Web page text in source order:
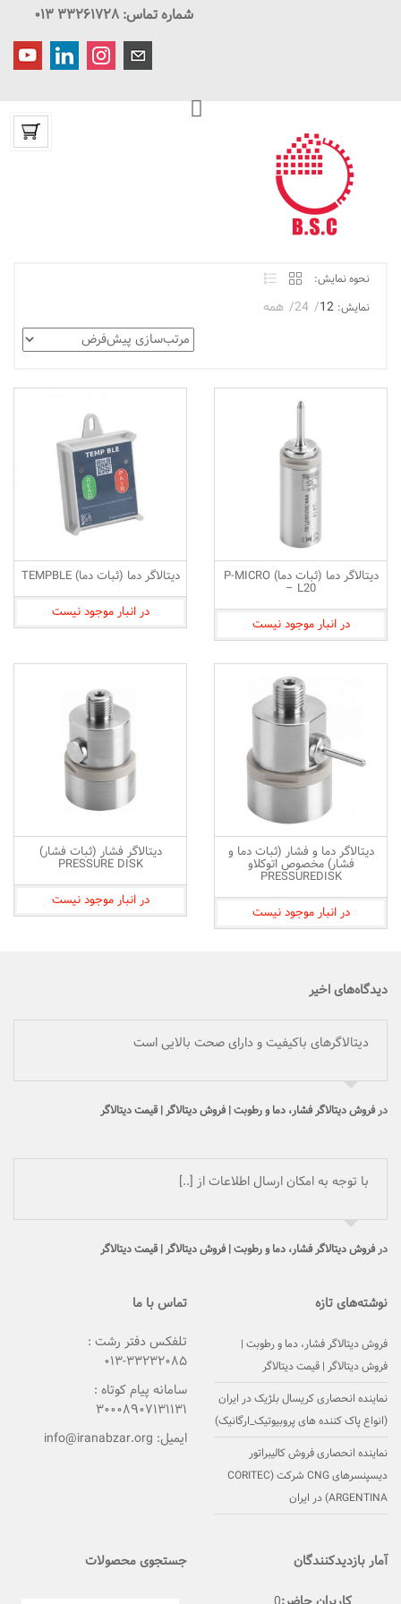
شماره تماس: ۳۳۲۶۱۷۲۸ ۰۱۳
نحوه نمایش:
نمایش: 12
24 همه
دیتالاگر دما (ثبات دما) P-MICRO
– L20
در انبار موجود نیست
دیتالاگر دما (ثبات دما) TEMPBLE
در انبار موجود نیست
دیتالاگر دما و فشار (ثبات دما و
فشار) مخصوص اتوکلاو
PRESSUREDISK
در انبار موجود نیست
دیتالاگر فشار (ثبات فشار)
PRESSURE DISK
در انبار موجود نیست
دیدگاه‌های اخیر
دیتالاگرهای باکیفیت و دارای صحت بالایی است
درفروش دیتالاگر فشار، دما و رطوبت | فروش دیتالاگر | قیمت دیتالاگر
با توجه به امکان ارسال اطلاعات از [..]
درفروش دیتالاگر فشار، دما و رطوبت | فروش دیتالاگر | قیمت دیتالاگر
نوشته‌های تازه
فروش دیتالاگر فشار، دما و رطوبت |
فروش دیتالاگر | قیمت دیتالاگر
نماینده انحصاری کریسال بلژیک در ایران
(انواع پاک کننده های پروبیوتیک_ارگانیک)
نماینده انحصاری فروش کالیبراتور
دیسپنسرهای CNG شرکت (CORITEC
(ARGENTINA در ایران
تماس با ما
تلفکس دفتر رشت :
۳۳۲۳۲۰۸۵-۰۱۳
سامانه پیام کوتاه :
۳۰۰۰۸۹۰۷۱۳۱۱۳۱
ایمیل: info@iranabzar.org
آمار بازدیدکنندگان
جستجوی محصولات